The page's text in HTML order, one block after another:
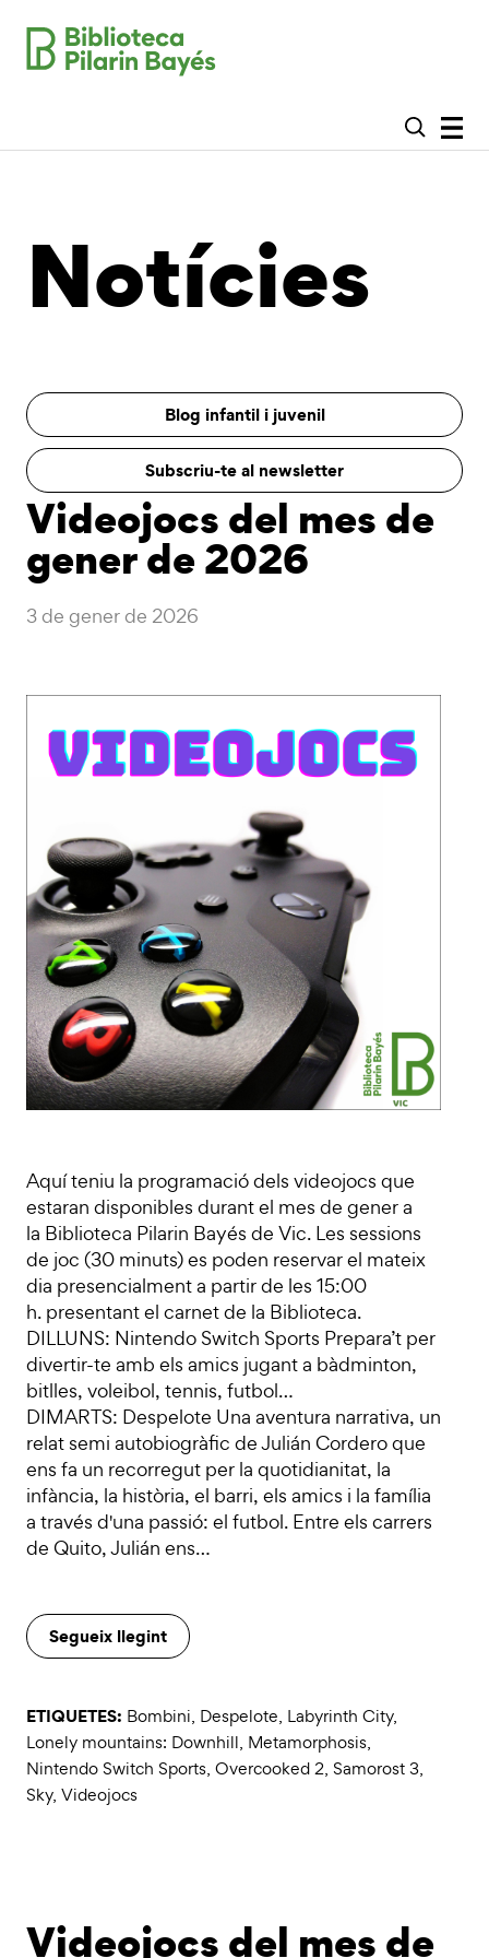
Notícies
Blog infantil i juvenil
Subscriu-te al newsletter
Videojocs del mes de
gener de 2026
3 de gener de 2026
Aquí teniu la programació dels videojocs que
estaran disponibles durant el mes de gener a
la Biblioteca Pilarin Bayés de Vic. Les sessions
de joc (30 minuts) es poden reservar el mateix
dia presencialment a partir de les 15:00
h. presentant el carnet de la Biblioteca.
DILLUNS: Nintendo Switch Sports Prepara’t per
divertir-te amb els amics jugant a bàdminton,
bitlles, voleibol, tennis, futbol…
DIMARTS: Despelote Una aventura narrativa, un
relat semi autobiogràfic de Julián Cordero que
ens fa un recorregut per la quotidianitat, la
infància, la història, el barri, els amics i la família
a través d'una passió: el futbol. Entre els carrers
de Quito, Julián ens…
Segueix llegint
ETIQUETES: Bombini, Despelote, Labyrinth City,
Lonely mountains: Downhill, Metamorphosis,
Nintendo Switch Sports, Overcooked 2, Samorost 3,
Sky, Videojocs
Videojocs del mes de